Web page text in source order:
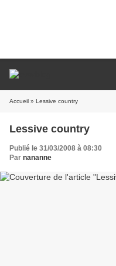
Accueil » Lessive country
Lessive country
Publié le 31/03/2008 à 08:30
Par nananne